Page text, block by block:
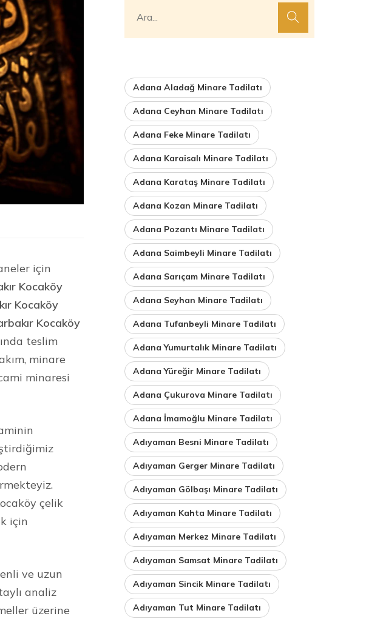
için
Kocaköy
Kocaköy
Kocaköy
teslim
minare
minaresi
çelik
için
ve uzun
analiz
üzerine
Adana Aladağ Minare Tadilatı
Adana Ceyhan Minare Tadilatı
Adana Feke Minare Tadilatı
Adana Karaisalı Minare Tadilatı
Adana Karataş Minare Tadilatı
Adana Kozan Minare Tadilatı
Adana Pozantı Minare Tadilatı
Adana Saimbeyli Minare Tadilatı
Adana Sarıçam Minare Tadilatı
Adana Seyhan Minare Tadilatı
Adana Tufanbeyli Minare Tadilatı
Adana Yumurtalık Minare Tadilatı
Adana Yüreğir Minare Tadilatı
Adana Çukurova Minare Tadilatı
Adana İmamoğlu Minare Tadilatı
Adıyaman Besni Minare Tadilatı
Adıyaman Gerger Minare Tadilatı
Adıyaman Gölbaşı Minare Tadilatı
Adıyaman Kahta Minare Tadilatı
Adıyaman Merkez Minare Tadilatı
Adıyaman Samsat Minare Tadilatı
Adıyaman Sincik Minare Tadilatı
Adıyaman Tut Minare Tadilatı